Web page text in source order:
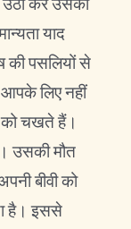
कर उसका
याद
की पसलियों से
आपके लिए नहीं
चखते हैं।
उसकी मौत
बीवी को
है। इससे